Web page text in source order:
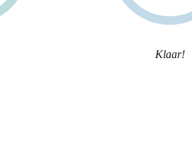
Klaar!